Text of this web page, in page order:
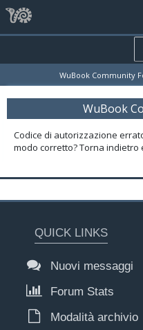
WuBook Community
WuBook
Codice di autorizzazione
modo corretto? Torna indietro
QUICK LINKS
Nuovi messaggi
Forum Stats
Modalità archivio